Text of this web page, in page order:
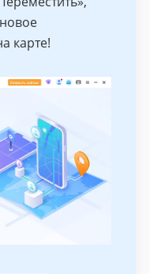
карте!